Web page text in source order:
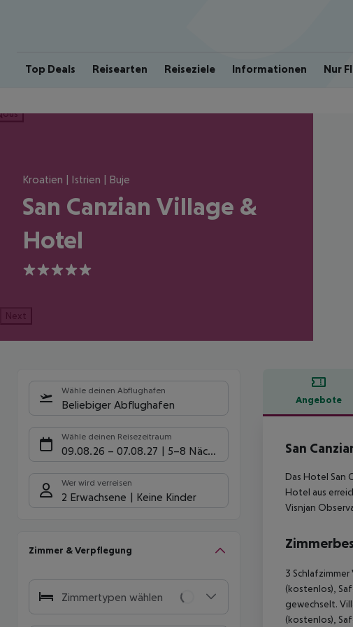
Top Deals Reisearten Reiseziele Informationen Nur
Kroatien | Istrien | Buje
San Canzian Village &
Hotel
5
Next
Wähle deinen Abflughafen
Beliebiger Abflughafen
Wähle deinen Reisezeitraum
09.08.26 – 07.08.27 5-8 Nächte
Wer wird verreisen
2 Erwachsene Keine Kinder
Zimmer & Verpflegung
Zimmertypen wählen
Angebote
San
Das Hotel San
Hotel aus
Visnjan
3
(kostenlos),
gewechselt.
(kostenlos),